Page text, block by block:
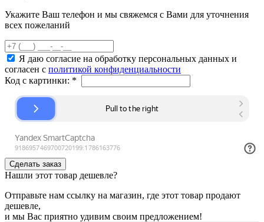
Укажите Ваш телефон и мы свяжемся с Вами для уточнения
всех пожеланий
Я даю согласие на обработку персональных данных и
согласен с политикой конфиденциальности
Код с картинки: *
Нашли этот товар дешевле?
Отправьте нам ссылку на магазин, где этот товар продают
дешевле,
и мы Вас приятно удивим своим предложением!